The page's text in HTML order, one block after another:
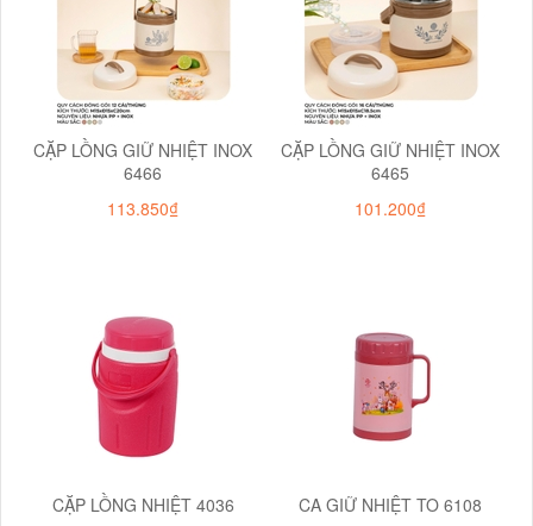
CẶP LỒNG GIỮ NHIỆT INOX
6466
113.850₫
CẶP LỒNG GIỮ NHIỆT INOX
6465
101.200₫
CẶP LỒNG NHIỆT 4036
CA GIỮ NHIỆT TO 6108